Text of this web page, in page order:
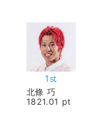
1st
北條 巧
1821.01 pt